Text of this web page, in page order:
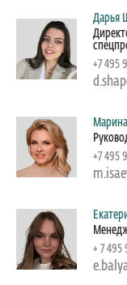
Дарья
+7 495
+7 495
+ 7 495